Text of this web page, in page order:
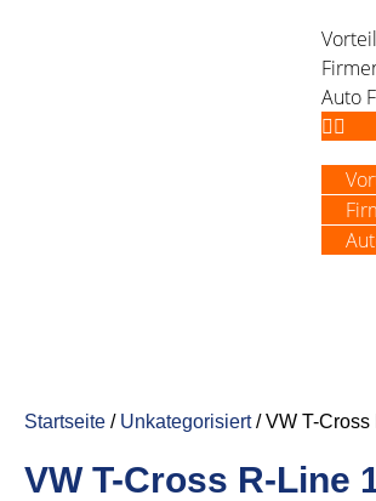
Auto
Startseite / Unkategorisiert/ VW T-Cross
VW T-Cross R-Line